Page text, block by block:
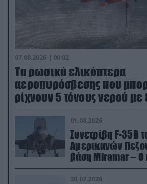
07.08.2026 | 00:02
Τα ρωσικά ελικόπτερα
αεροπυρόσβεσης που
ρίχνουν 5 τόνους νερού
01.08.2026
Συνετρίβη F-35B
Αμερικανών
βάση Miramar – Ο
εκτινάχθηκε
30.07.2026